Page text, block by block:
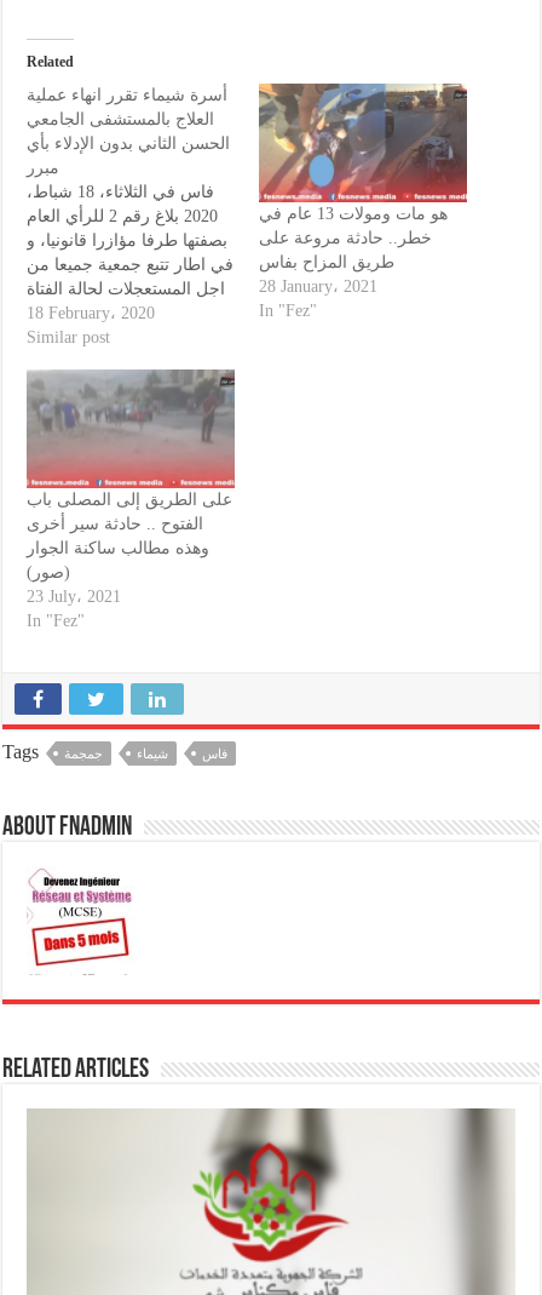
Related
أسرة شيماء تقرر انهاء عملية
العلاج بالمستشفى الجامعي
الحسن الثاني بدون الإدلاء بأي
مبرر
فاس في ‏الثلاثاء‏، 18‏ شباط‏،
2020 بلاغ رقم 2 للرأي العام
بصفتها طرفا مؤازرا قانونيا، و
في اطار تتبع جمعية جميعا من
اجل المستعجلات لحالة الفتاة
شيماء مخلص الصحية، و بعد
البلاغ الأول التوضيحي و
و بعد أحداث طارئة سريعة
وقعت بعد نشرنا للبلاغ الأول
نعلن…
18 February، 2020
Similar post
هو مات ومولات 13 عام في
خطر.. حادثة مروعة على
طريق المزاح بفاس
28 January، 2021
In "Fez"
على الطريق إلى المصلى باب
الفتوح .. حادثة سير أخرى
وهذه مطالب ساكنة الجوار
(صور)
23 July، 2021
In "Fez"
Tags جمجمة شيماء فاس
About fnadmin
Related Articles